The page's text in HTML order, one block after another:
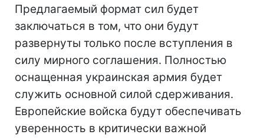
Предлагаемый формат сил будет
заключаться в том, что они будут
развернуты только после вступления в
силу мирного соглашения. Полностью
оснащенная украинская армия будет
служить основной силой сдерживания.
Европейские войска будут обеспечивать
уверенность в критически важной